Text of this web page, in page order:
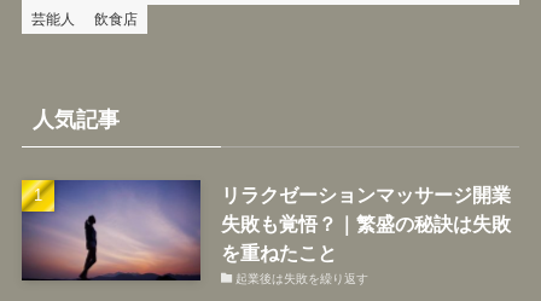
芸能人
飲食店
人気記事
リラクゼーションマッサージ開業
失敗も覚悟？｜繁盛の秘訣は失敗
を重ねたこと
起業後は失敗を繰り返す